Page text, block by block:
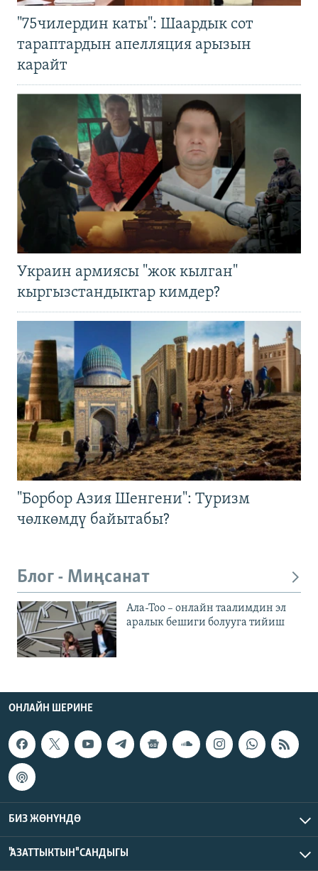
"75чилердин каты": Шаардык сот
тараптардын апелляция арызын
карайт
Украин армиясы "жок кылган"
кыргызстандыктар кимдер?
"Борбор Азия Шенгени": Туризм
чөлкөмдү байытабы?
Блог - Миңсанат
Ала-Тоо – онлайн таалимдин эл
аралык бешиги болууга тийиш
ОНЛАЙН ШЕРИНЕ
БИЗ ЖӨНҮНДӨ
"АЗАТТЫКТЫН" САНДЫГЫ